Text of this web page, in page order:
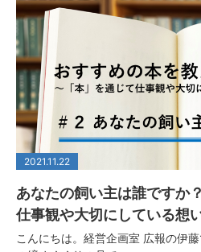
2021.11.22
あなたの飼い主は誰です
仕事観や大切にしている想
こんにちは。経営企画室 広報の伊